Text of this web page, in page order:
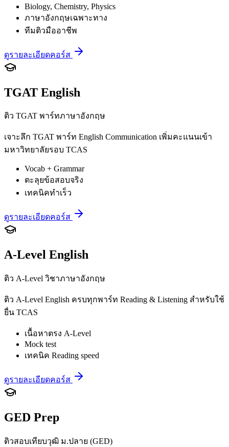
Biology, Chemistry, Physics
ภาษาอังกฤษเฉพาะทาง
ทีมติวมืออาชีพ
ดูรายละเอียดคอร์ส
TGAT English
ติว TGAT พาร์ทภาษาอังกฤษ
เจาะลึก TGAT พาร์ท English Communication เพิ่มคะแนนเข้า
มหาวิทยาลัยรอบ TCAS
Vocab + Grammar
ตะลุยข้อสอบจริง
เทคนิคทำเร็ว
ดูรายละเอียดคอร์ส
A-Level English
ติว A-Level วิชาภาษาอังกฤษ
ติว A-Level English ครบทุกพาร์ท Reading & Listening สำหรับใช้
ยื่น TCAS
เนื้อหาตรง A-Level
Mock test
เทคนิค Reading speed
ดูรายละเอียดคอร์ส
GED Prep
ติวสอบเทียบวุฒิ ม.ปลาย (GED)